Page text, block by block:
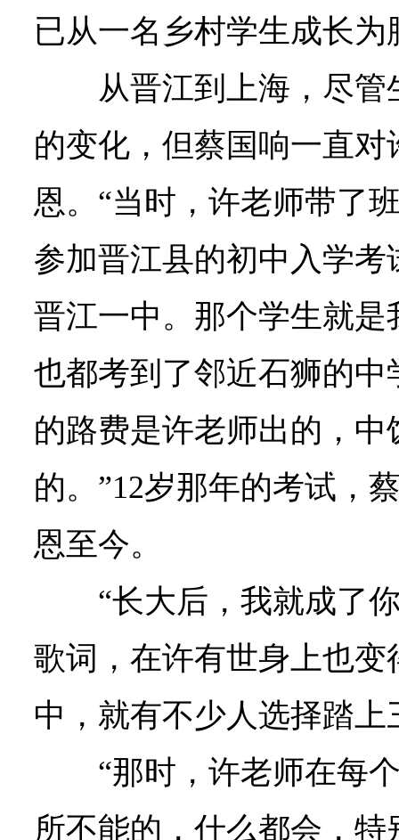
已从一名乡村学生成长为
从晋江到上海，尽
的变化，但蔡国响一直对
恩。“当时，许老师带了
参加晋江县的初中入学
晋江一中。那个学生就
也都考到了邻近石狮的
的路费是许老师出的，
的。”12岁那年的考试，
恩至今。
“长大后，我就成了
歌词，在许有世身上也
中，就有不少人选择踏上
“那时，许老师在每
所不能的，什么都会，